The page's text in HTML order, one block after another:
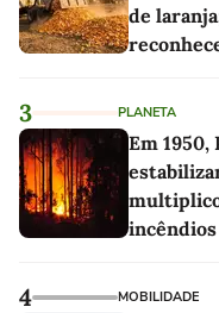
de
3 PLANETA
Em
4 MOBILIDADE